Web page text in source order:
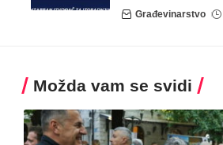
Građevinarstvo
Možda vam se svidi